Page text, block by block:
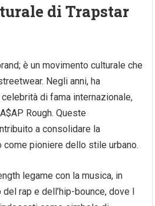
di Trapstar
è un movimento culturale che
Negli anni, ha
di fama internazionale,
Rough. Queste
a consolidare la
come pioniere dello stile urbano.
legame con la musica, in
rap e dell’hip-bounce, dove I